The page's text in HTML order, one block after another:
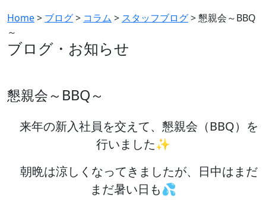
Home> ブログ> コラム > スタッフブログ>懇親会～BBQ
～
ブログ・お知らせ
懇親会～BBQ～
来年の新入社員を交えて、懇親会（BBQ）を
行いました✨
朝晩は涼しくなってきましたが、日中はまだ
まだ暑い日も💦